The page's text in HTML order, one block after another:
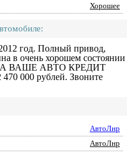
Хорошее
год. Полный привод,
в очень хорошем состоянии
НА ВАШЕ АВТО КРЕДИТ
000 рублей. Звоните
АвтоЛнр
АвтоЛнр